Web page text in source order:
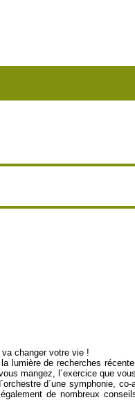
changer votre vie !
lumière de recherches
mangez, l´exercice que
d´une symphonie,
de nombreux